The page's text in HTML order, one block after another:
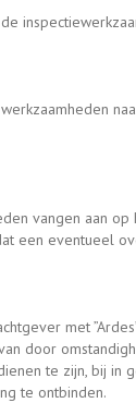
vangen aan
een eventueel
met
door
te zijn, bij in
te ontbinden.